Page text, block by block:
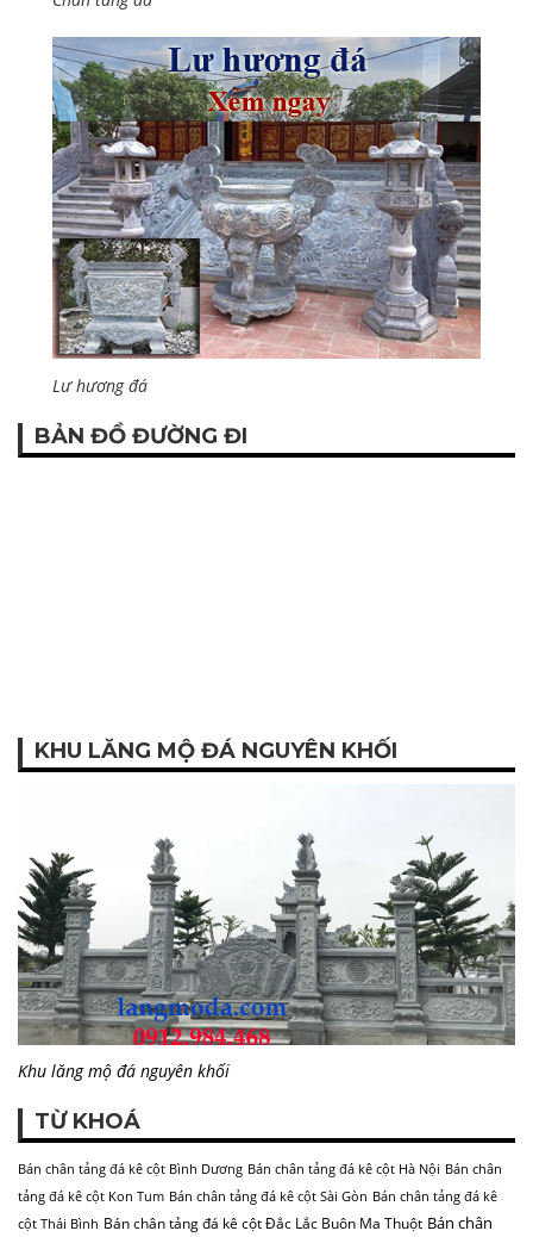
Lư hương đá
BẢN ĐỒ ĐƯỜNG ĐI
KHU LĂNG MỘ ĐÁ NGUYÊN KHỐI
Khu lăng mộ đá nguyên khối
TỪ KHOÁ
Bán chân tảng đá kê cột Bình Dương Bán chân tảng đá kê cột Hà Nội Bán chân
tảng đá kê cột Kon Tum Bán chân tảng đá kê cột Sài Gòn Bán chân tảng đá kê
cột Thái Bình Bán chân tảng đá kê cột Đắc Lắc Buôn Ma Thuột Bán chân